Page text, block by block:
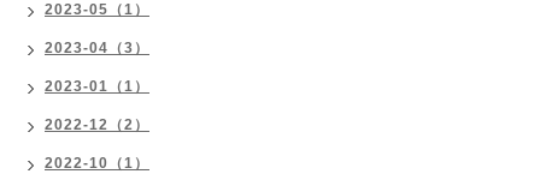
2023-05（1）
2023-04（3）
2023-01（1）
2022-12（2）
2022-10（1）